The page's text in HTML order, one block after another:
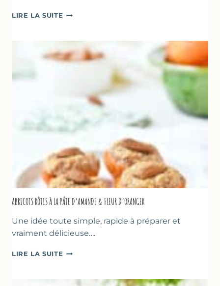
LIRE LA SUITE CAKE
COURGETTE,
HUILE
D’OLIVE
ABRICOTS RÔTIS À LA PÂTE D’AMANDE & FLEUR D’ORANGER
Une idée toute simple, rapide à préparer et
vraiment délicieuse….
LIRE LA SUITE ABRICOTS